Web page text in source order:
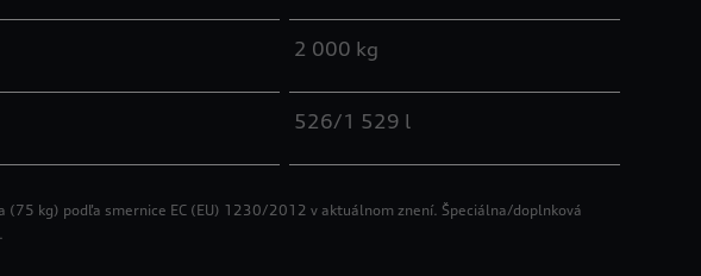
2 000 kg
526/1 529 l
kg) podľa smernice EC (EU) 1230/2012 v aktuálnom znení. Špeciálna/doplnková